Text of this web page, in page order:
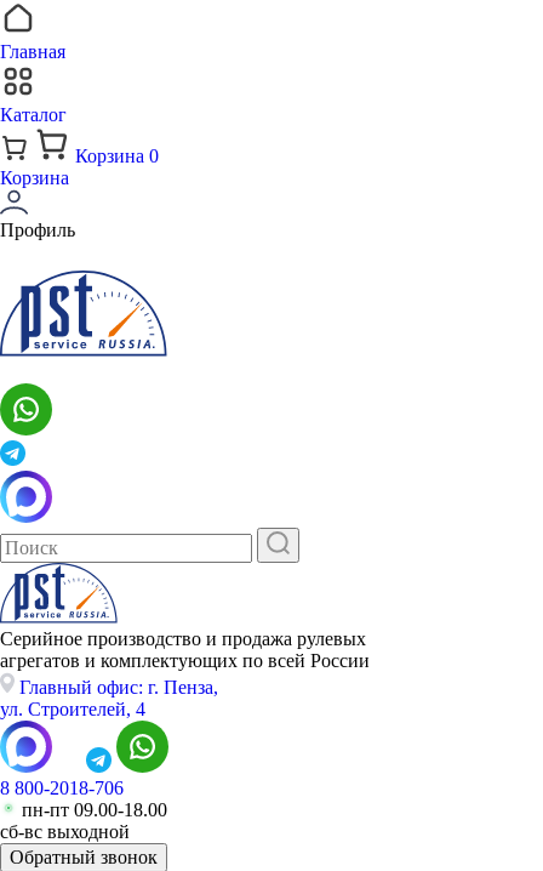
Главная
Каталог
Корзина 0
Корзина
Профиль
Серийное производство и продажа рулевых
агрегатов и комплектующих по всей России
Главный офис: г. Пенза,
ул. Строителей, 4
8 800-2018-706
пн-пт 09.00-18.00
сб-вс выходной
Обратный звонок